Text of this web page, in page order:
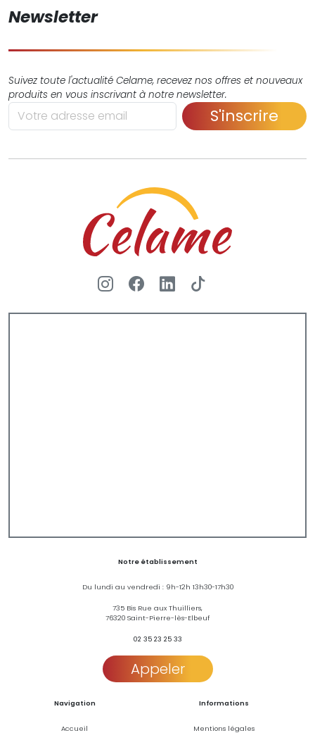
Newsletter
Suivez toute l'actualité Celame, recevez nos offres et nouveaux
produits en vous inscrivant à notre newsletter.
S'inscrire
Notre établissement
Du lundi au vendredi : 9h-12h 13h30-17h30
735 Bis Rue aux Thuilliers,
76320 Saint-Pierre-lès-Elbeuf
02 35 23 25 33
Appeler
Navigation
Accueil
Informations
Mentions légales